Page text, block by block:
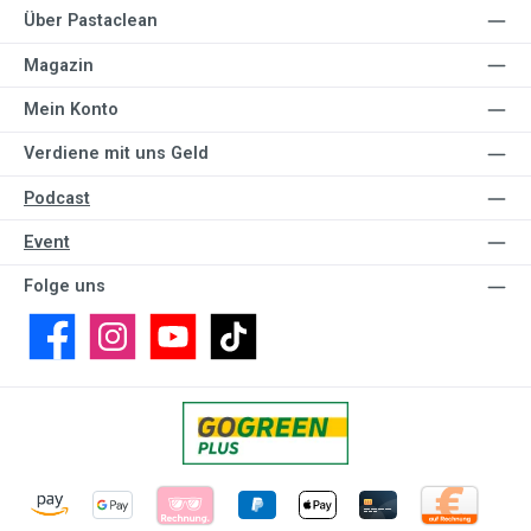
Über Pastaclean
Magazin
Mein Konto
Verdiene mit uns Geld
Podcast
Event
Folge uns
FacebookInstagramYouTubeTikTok